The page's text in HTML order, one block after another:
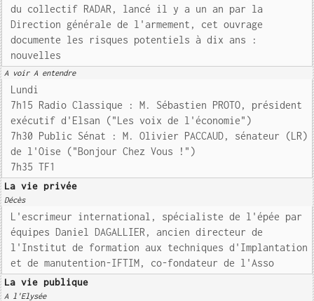
du collectif RADAR, lancé il y a un an par la
Direction générale de l'armement, cet ouvrage
documente les risques potentiels à dix ans :
nouvelles
A voir A entendre
Lundi
7h15 Radio Classique : M. Sébastien PROTO, président
exécutif d'Elsan ("Les voix de l'économie")
7h30 Public Sénat : M. Olivier PACCAUD, sénateur (LR)
de l'Oise ("Bonjour Chez Vous !")
7h35 TF1
La vie privée
Décès
L'escrimeur international, spécialiste de l'épée par
équipes Daniel DAGALLIER, ancien directeur de
l'Institut de formation aux techniques d'Implantation
et de manutention-IFTIM, co-fondateur de l'Asso
La vie publique
A l'Elysée